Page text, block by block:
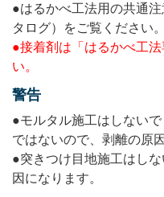
●はるかべ工法用の共通
タログ）をご覧ください。
●接着剤は「はるかべ工
い。
警告
●モルタル施工はしない
ではないので、剥離の原
●突きつけ目地施工はし
因になります。